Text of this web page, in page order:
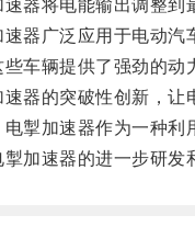
将电能输出调整到最
广泛应用于电动汽
辆提供了强劲的动力
的突破性创新，让电
加速器作为一种利用
速器的进一步研发和